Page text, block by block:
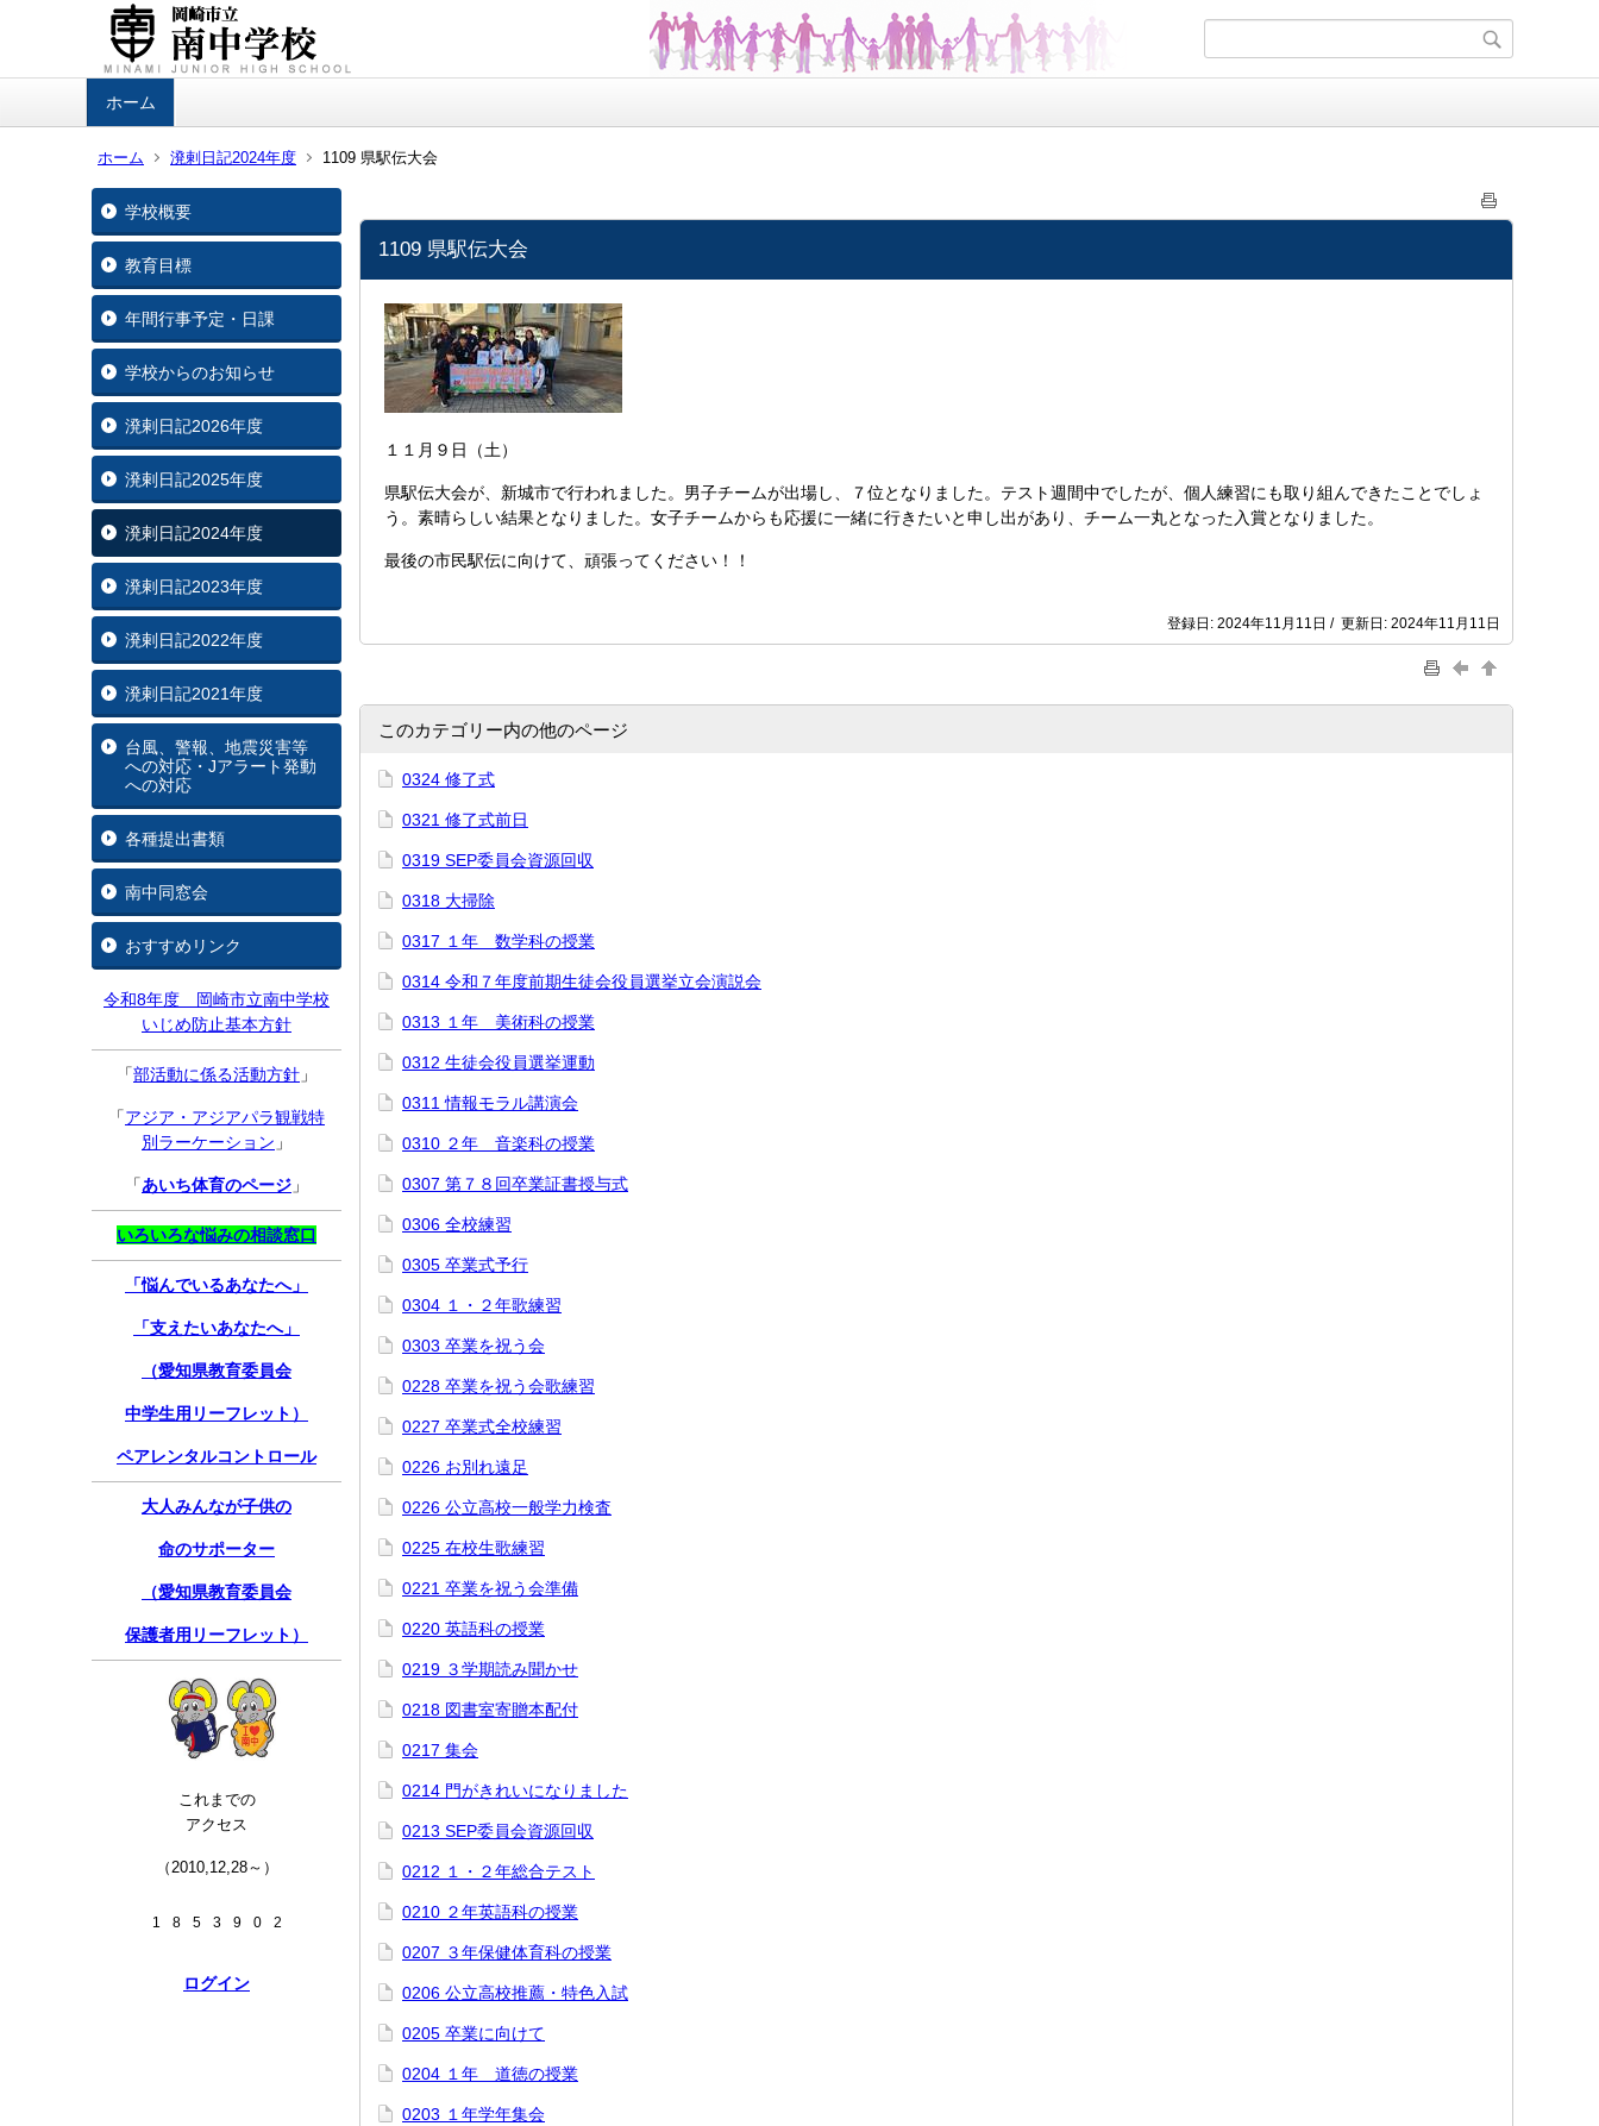
ホーム
ホーム 溌剌日記2024年度 1109 県駅伝大会
学校概要
教育目標
年間行事予定・日課
学校からのお知らせ
溌剌日記2026年度
溌剌日記2025年度
溌剌日記2024年度
溌剌日記2023年度
溌剌日記2022年度
溌剌日記2021年度
台風、警報、地震災害等
への対応・Jアラート発動
への対応
各種提出書類
南中同窓会
おすすめリンク
令和8年度 岡崎市立南中学校
いじめ防止基本方針
「部活動に係る活動方針 」
「アジア・アジアパラ観戦特
別ラーケーション 」
「あいち体育のページ 」
いろいろな悩みの相談窓口
「悩んでいるあなたへ」
「支えたいあなたへ」
（愛知県教育委員会
中学生用リーフレット）
ペアレンタルコントロール
大人みんなが子供の
命のサポーター
（愛知県教育委員会
保護者用リーフレット）
これまでの
アクセス
（2010,12,28～）
1 8 5 3 9 0 2
ログイン
1109 県駅伝大会
１１月９日（土）
県駅伝大会が、新城市で行われました。男子チームが出場し、７位となりました。テスト週間中でしたが、個人練習にも取り組んできたことでしょ
う。素晴らしい結果となりました。女子チームからも応援に一緒に行きたいと申し出があり、チーム一丸となった入賞となりました。
最後の市民駅伝に向けて、頑張ってください！！
登録日: 2024年11月11日 / 更新日: 2024年11月11日
このカテゴリー内の他のページ
0324 修了式
0321 修了式前日
0319 SEP委員会資源回収
0318 大掃除
0317 １年 数学科の授業
0314 令和７年度前期生徒会役員選挙立会演説会
0313 １年 美術科の授業
0312 生徒会役員選挙運動
0311 情報モラル講演会
0310 ２年 音楽科の授業
0307 第７８回卒業証書授与式
0306 全校練習
0305 卒業式予行
0304 １・２年歌練習
0303 卒業を祝う会
0228 卒業を祝う会歌練習
0227 卒業式全校練習
0226 お別れ遠足
0226 公立高校一般学力検査
0225 在校生歌練習
0221 卒業を祝う会準備
0220 英語科の授業
0219 ３学期読み聞かせ
0218 図書室寄贈本配付
0217 集会
0214 門がきれいになりました
0213 SEP委員会資源回収
0212 １・２年総合テスト
0210 ２年英語科の授業
0207 ３年保健体育科の授業
0206 公立高校推薦・特色入試
0205 卒業に向けて
0204 １年 道徳の授業
0203 １年学年集会